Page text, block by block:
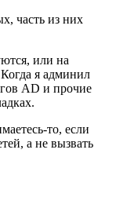
часть из них
или на
я админил
AD и прочие
то, если
а не вызвать